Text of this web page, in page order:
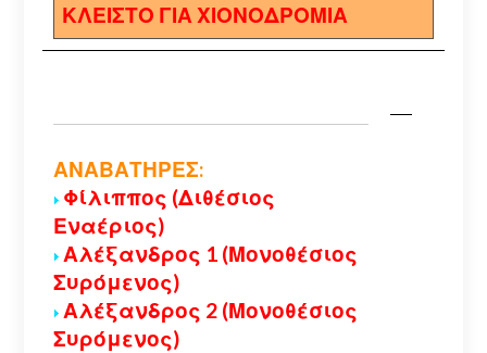
ΚΛΕΙΣΤΟ ΓΙΑ ΧΙΟΝΟΔΡΟΜΙΑ
ΑΝΑΒΑΤΗΡΕΣ:
Φίλιππος (Διθέσιος
Εναέριος)
Αλέξανδρος 1 (Μονοθέσιος
Συρόμενος)
Αλέξανδρος 2 (Μονοθέσιος
Συρόμενος)